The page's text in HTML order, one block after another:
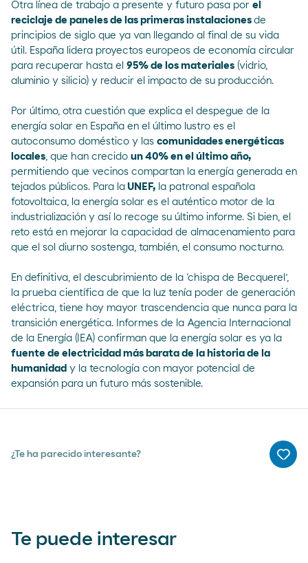
Otra línea de trabajo a presente y futuro pasa por el
reciclaje de paneles de las primeras instalaciones de
principios de siglo que ya van llegando al final de su vida
útil. España lidera proyectos europeos de economía circular
para recuperar hasta el 95% de los materiales (vidrio,
aluminio y silicio) y reducir el impacto de su producción.
Por último, otra cuestión que explica el despegue de la
energía solar en España en el último lustro es el
autoconsumo doméstico y las comunidades energéticas
locales , que han crecido un 40% en el último año,
permitiendo que vecinos compartan la energía generada en
tejados públicos. Para la UNEF, la patronal española
fotovoltaica, la energía solar es el auténtico motor de la
industrialización y así lo recoge su último informe. Si bien, el
reto está en mejorar la capacidad de almacenamiento para
que el sol diurno sostenga, también, el consumo nocturno.
En definitiva, el descubrimiento de la ‘chispa de Becquerel’,
la prueba científica de que la luz tenía poder de generación
eléctrica, tiene hoy mayor trascendencia que nunca para la
transición energética. Informes de la Agencia Internacional
de la Energía (IEA) confirman que la energía solar es ya la
fuente de electricidad más barata de la historia de la
humanidad y la tecnología con mayor potencial de
expansión para un futuro más sostenible.
¿Te ha parecido interesante?
Me
Te puede interesar